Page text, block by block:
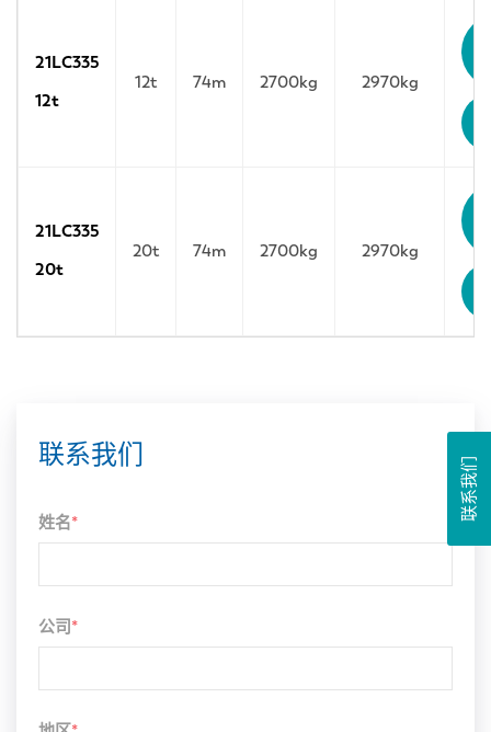
21LC335
12t
12t 74m 2700kg 2970kg
21LC335
20t
20t 74m 2700kg 2970kg
联系我们
姓名*
公司 *
联系我们